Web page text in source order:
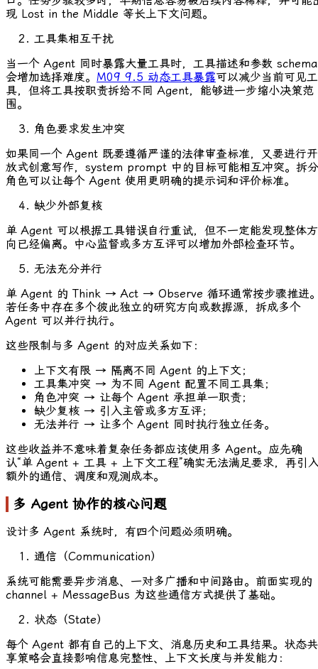
现 Lost in the Middle 等长上下文问题。
工具集相互干扰
当一个 Agent 同时暴露大量工具时，工具描述和参数 schema
会增加选择难度。 M09 9.5 动态工具暴露可以减少当前可见工
具，但将工具按职责拆给不同 Agent，能够进一步缩小决策范
围。
角色要求发生冲突
如果同一个 Agent 既要遵循严谨的法律审查标准，又要进行开
放式创意写作，system prompt 中的目标可能相互冲突。拆分
角色可以让每个 Agent 使用更明确的提示词和评价标准。
缺少外部复核
单 Agent 可以根据工具错误自行重试，但不一定能发现整体方
向已经偏离。中心监督或多方互评可以增加外部检查环节。
无法充分并行
单 Agent 的 Think → Act → Observe 循环通常按步骤推进
若任务中存在多个彼此独立的研究方向或数据源，拆成多个
Agent 可以并行执行。
这些限制与多 Agent 的对应关系如下：
上下文有限 → 隔离不同 Agent 的上下文；
工具集冲突 → 为不同 Agent 配置不同工具集；
角色冲突 → 让每个 Agent 承担单一职责；
缺少复核 → 引入主管或多方互评；
无法并行 → 让多个 Agent 同时执行独立任务。
这些收益并不意味着复杂任务都应该使用多 Agent。应先确
认“单 Agent + 工具 + 上下文工程”确实无法满足要求，再引
额外的通信、调度和观测成本。
多 Agent 协作的核心问题
设计多 Agent 系统时，有四个问题必须明确。
通信（Communication）
系统可能需要异步消息、一对多广播和中间路由。前面实现的
channel + MessageBus 为这些通信方式提供了基础。
状态（State）
每个 Agent 都有自己的上下文、消息历史和工具结果。状态共
享策略会直接影响信息完整性、上下文长度与并发能力：